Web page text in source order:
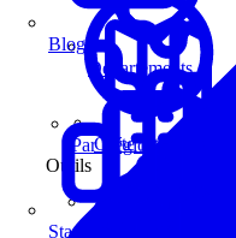
Par Région
Carte interactive
Outils
Départements
Blog
Statistiques